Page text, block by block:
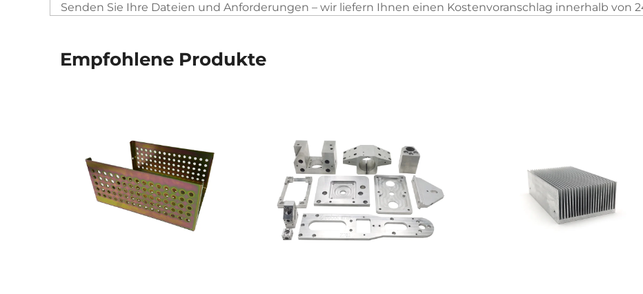
Senden Sie Ihre Dateien und Anforderungen – wir liefern Ihnen einen Kostenvoranschlag innerhalb von
Empfohlene Produkte